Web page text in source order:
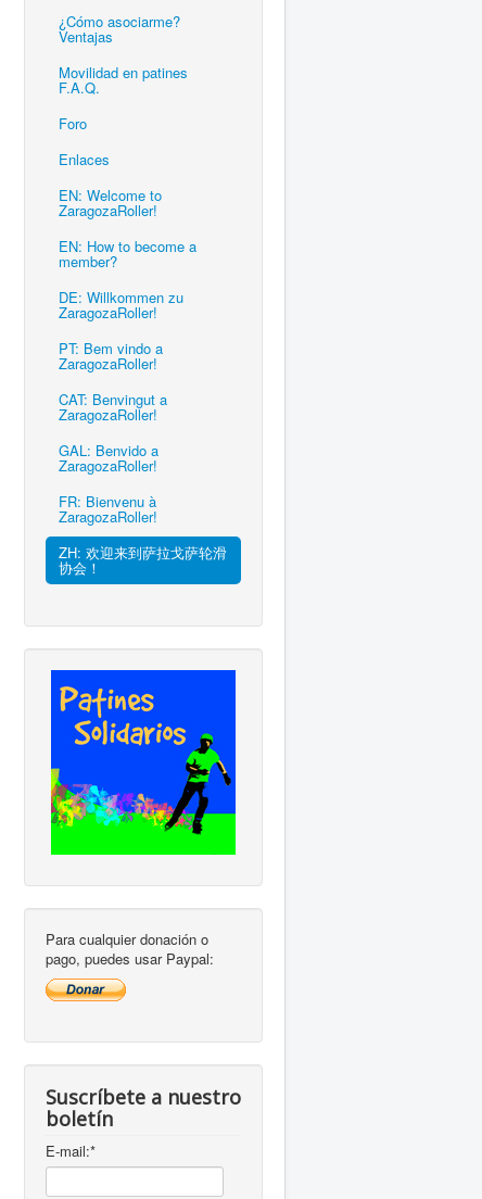
¿Cómo asociarme?
Ventajas
Movilidad en patines
F.A.Q.
Foro
Enlaces
EN: Welcome to
ZaragozaRoller!
EN: How to become a
member?
DE: Willkommen zu
ZaragozaRoller!
PT: Bem vindo a
ZaragozaRoller!
CAT: Benvingut a
ZaragozaRoller!
GAL: Benvido a
ZaragozaRoller!
FR: Bienvenu à
ZaragozaRoller!
ZH: 欢迎来到萨拉戈萨轮滑
协会！
Para cualquier donación o
pago, puedes usar Paypal:
Suscríbete a nuestro
boletín
E-mail:*